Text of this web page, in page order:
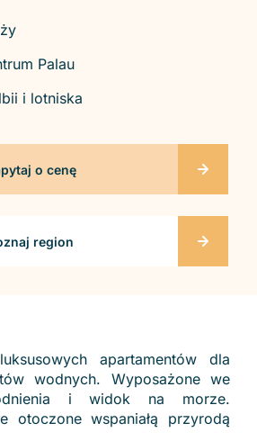
Palau
i lotniska
o cenę
region
apartamentów dla
wodnych. Wyposażone we
i widok na morze.
otoczone wspaniałą przyrodą